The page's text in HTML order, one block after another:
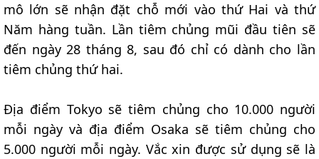
mô lớn sẽ nhận đặt chỗ mới vào thứ Hai và thứ
Năm hàng tuần. Lần tiêm chủng mũi đầu tiên sẽ
đến ngày 28 tháng 8, sau đó chỉ có dành cho lần
tiêm chủng thứ hai.
Địa điểm Tokyo sẽ tiêm chủng cho 10.000 người
mỗi ngày và địa điểm Osaka sẽ tiêm chủng cho
5.000 người mỗi ngày. Vắc xin được sử dụng sẽ là